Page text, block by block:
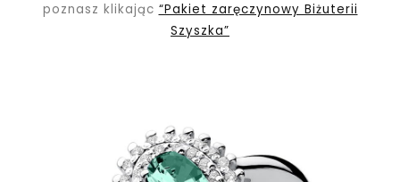
poznasz klikając “Pakiet zaręczynowy Biżuterii
Szyszka”